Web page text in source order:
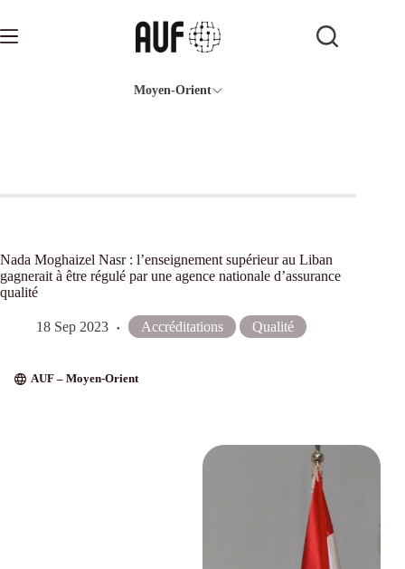
contenu
Moyen-Orient
Nada Moghaizel Nasr : l’enseignement supérieur au Liban
gagnerait à être régulé par une agence nationale d’assurance
qualité
18 Sep 2023 Accréditations Qualité
AUF – Moyen-Orient